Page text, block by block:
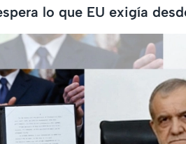
lo que EU exigía